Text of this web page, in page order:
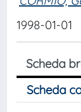
1998-01-01
Scheda
Scheda